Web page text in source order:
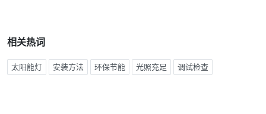
相关热词
太阳能灯 安装方法 环保节能 光照充足 调试检查